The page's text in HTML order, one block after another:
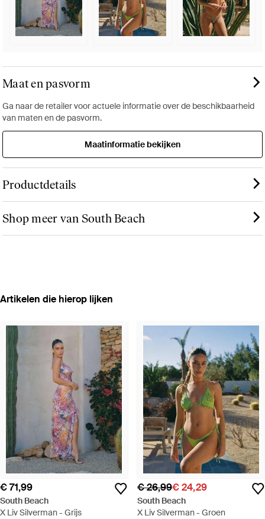
Maat en pasvorm
Ga naar de retailer voor actuele informatie over de beschikbaarheid
van maten en de pasvorm.
Maatinformatie bekijken
Productdetails
Shop meer van South Beach
Artikelen die hierop lijken
€ 71,99
South Beach
X Liv Silverman - Grijs
€ 26,99€ 24,29
South Beach
X Liv Silverman - Groen